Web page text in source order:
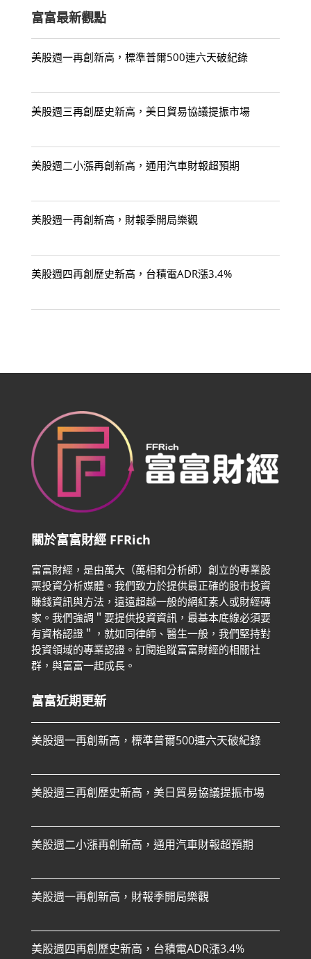
富富最新觀點
美股週一再創新高，標準普爾500連六天破紀錄
美股週三再創歷史新高，美日貿易協議提振市場
美股週二小漲再創新高，通用汽車財報超預期
美股週一再創新高，財報季開局樂觀
美股週四再創歷史新高，台積電ADR漲3.4%
關於富富財經 FFRich
富富財經，是由萬大（萬相和分析師）創立的專業股
票投資分析媒體。我們致力於提供最正確的股市投資
賺錢資訊與方法，遠遠超越一般的網紅素人或財經磚
家。 我們強調＂要提供投資資訊，最基本底線必須要
有資格認證＂，就如同律師、醫生一般，我們堅持對
投資領域的專業認證。 訂閱追蹤富富財經的相關社
群，與富富一起成長。
富富近期更新
美股週一再創新高，標準普爾500連六天破紀錄
美股週三再創歷史新高，美日貿易協議提振市場
美股週二小漲再創新高，通用汽車財報超預期
美股週一再創新高，財報季開局樂觀
美股週四再創歷史新高，台積電ADR漲3.4%